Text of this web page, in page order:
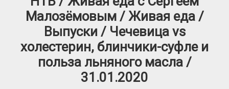
Малозёмовым / Живая еда /
Выпуски / Чечевица vs
холестерин, блинчики-суфле и
польза льняного масла /
31.01.2020